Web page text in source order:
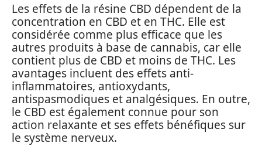
Les effets de la résine CBD dépendent de la
concentration en CBD et en THC. Elle est
considérée comme plus efficace que les
autres produits à base de cannabis, car elle
contient plus de CBD et moins de THC. Les
avantages incluent des effets anti-
inflammatoires, antioxydants,
antispasmodiques et analgésiques. En outre,
le CBD est également connue pour son
action relaxante et ses effets bénéfiques sur
le système nerveux.